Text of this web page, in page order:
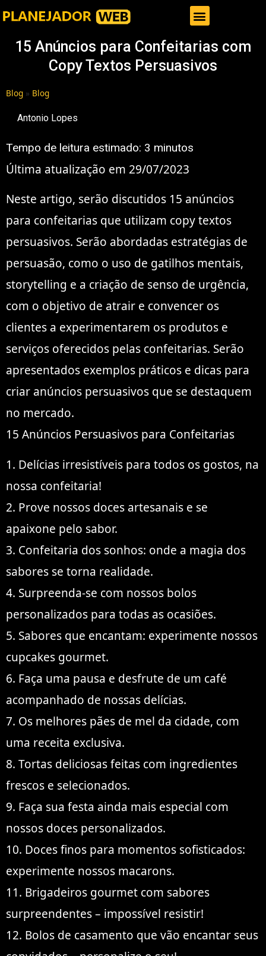
15 Anúncios para Confeitarias com
Copy Textos Persuasivos
Blog » Blog
Antonio Lopes
Tempo de leitura estimado: 3 minutos
Última atualização em 29/07/2023
Neste artigo, serão discutidos 15 anúncios
para confeitarias que utilizam copy textos
persuasivos. Serão abordadas estratégias de
persuasão, como o uso de gatilhos mentais,
storytelling e a criação de senso de urgência,
com o objetivo de atrair e convencer os
clientes a experimentarem os produtos e
serviços oferecidos pelas confeitarias. Serão
apresentados exemplos práticos e dicas para
criar anúncios persuasivos que se destaquem
no mercado.
15 Anúncios Persuasivos para Confeitarias
1. Delícias irresistíveis para todos os gostos, na
nossa confeitaria!
2. Prove nossos doces artesanais e se
apaixone pelo sabor.
3. Confeitaria dos sonhos: onde a magia dos
sabores se torna realidade.
4. Surpreenda-se com nossos bolos
personalizados para todas as ocasiões.
5. Sabores que encantam: experimente nossos
cupcakes gourmet.
6. Faça uma pausa e desfrute de um café
acompanhado de nossas delícias.
7. Os melhores pães de mel da cidade, com
uma receita exclusiva.
8. Tortas deliciosas feitas com ingredientes
frescos e selecionados.
9. Faça sua festa ainda mais especial com
nossos doces personalizados.
10. Doces finos para momentos sofisticados:
experimente nossos macarons.
11. Brigadeiros gourmet com sabores
surpreendentes – impossível resistir!
12. Bolos de casamento que vão encantar seus